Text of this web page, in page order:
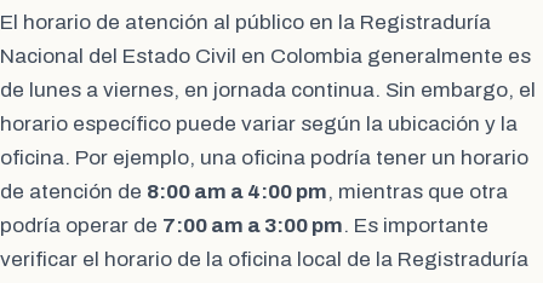
El horario de atención al público en la Registraduría
Nacional del Estado Civil en Colombia generalmente es
de lunes a viernes, en jornada continua. Sin embargo, el
horario específico puede variar según la ubicación y la
oficina. Por ejemplo, una oficina podría tener un horario
de atención de 8:00 am a 4:00 pm, mientras que otra
podría operar de 7:00 am a 3:00 pm. Es importante
verificar el horario de la oficina local de la Registraduría